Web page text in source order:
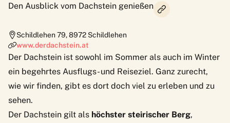
Den Ausblick vom Dachstein genießen
Schildlehen 79,8972 Schildlehen
www.derdachstein.at
Der Dachstein ist sowohl im Sommer als auch im Winter
ein begehrtes Ausflugs- und Reiseziel. Ganz zurecht,
wie wir finden, gibt es dort doch viel zu erleben und zu
sehen.
Der Dachstein gilt als höchster steirischer Berg,